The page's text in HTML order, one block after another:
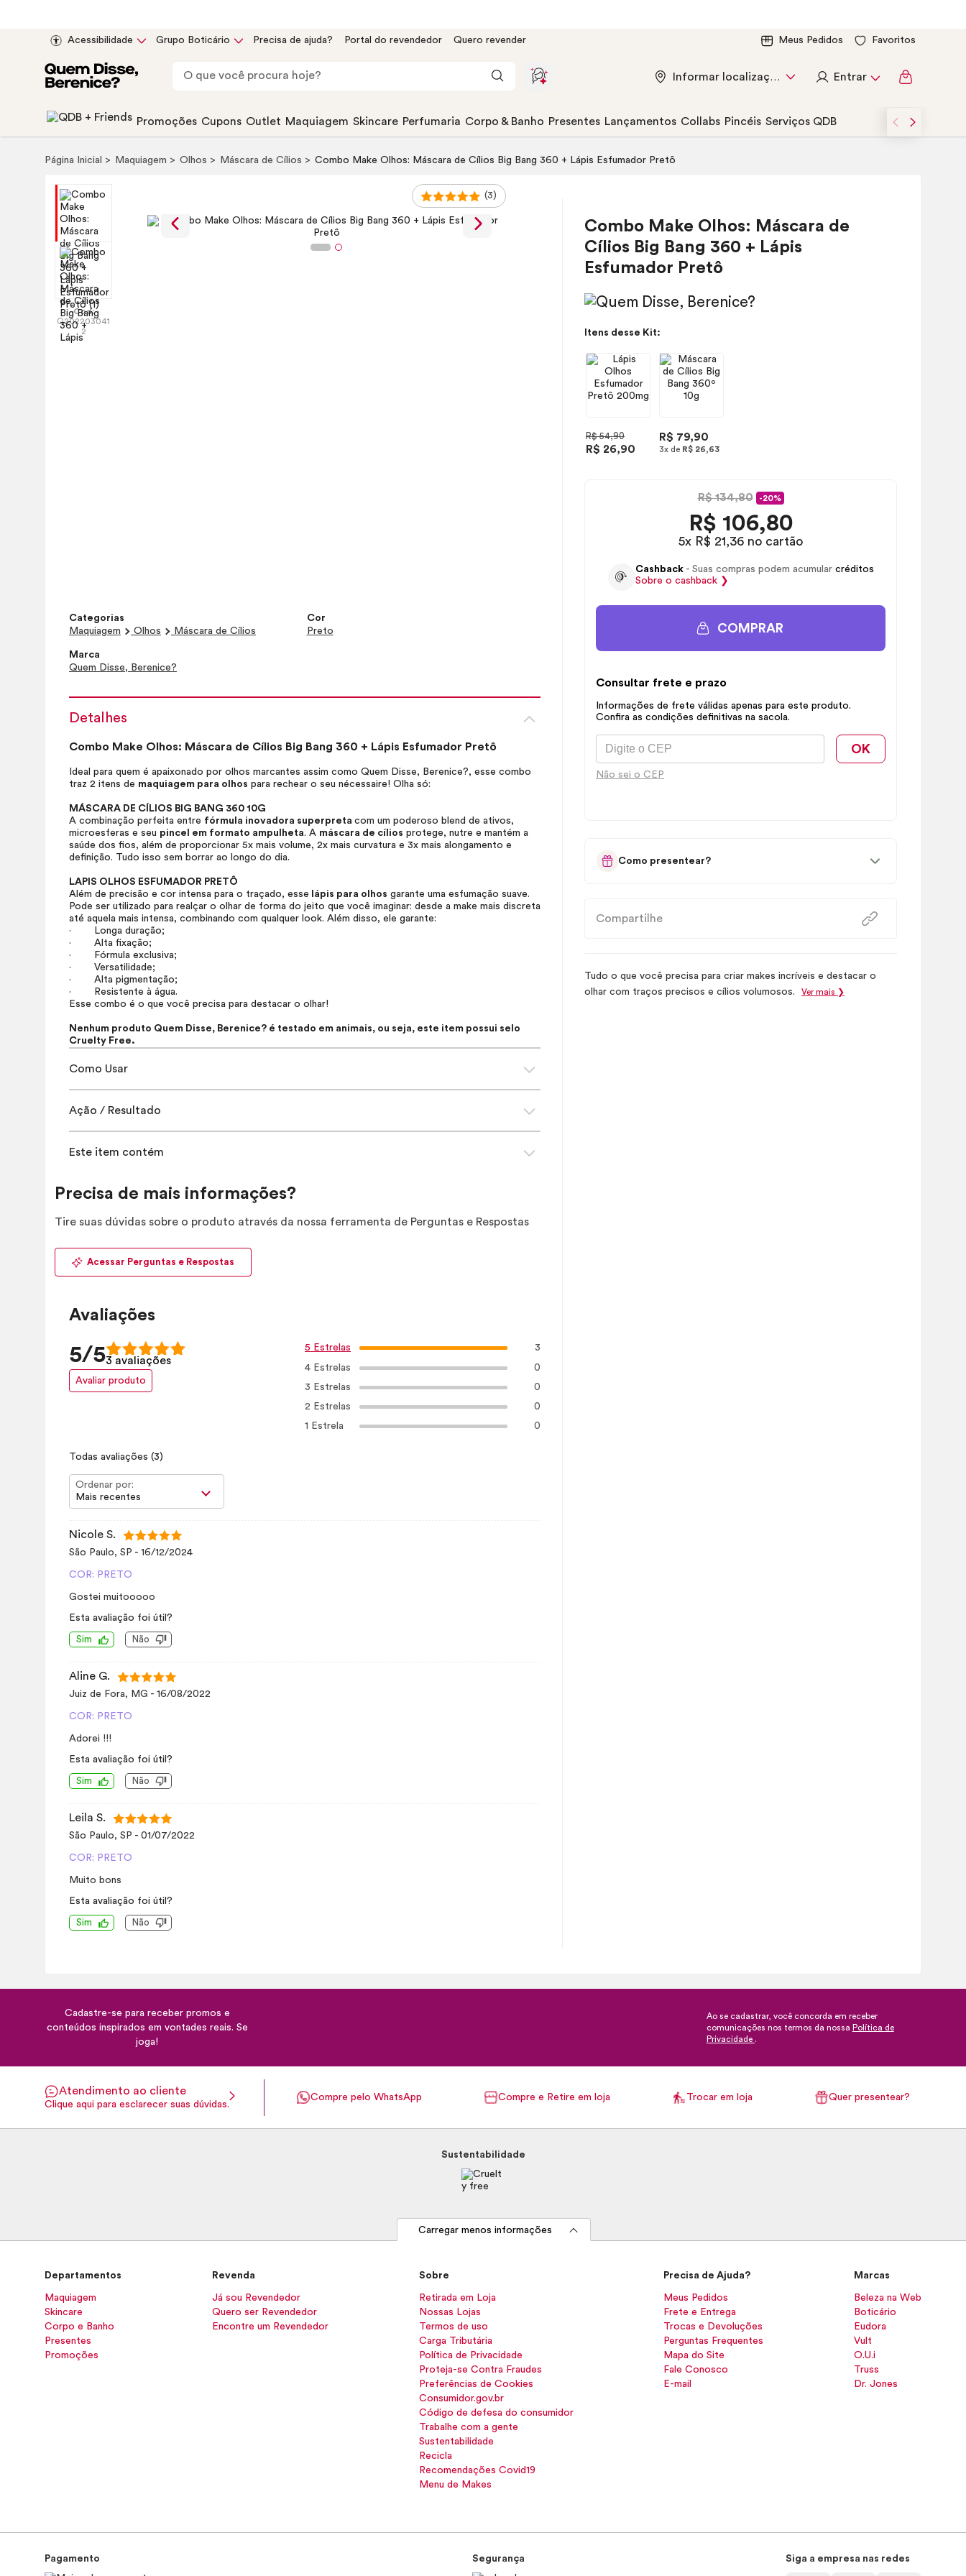
Acessibilidade Grupo Boticário Precisa de ajuda? Portal do revendedor Quero revender Meus Pedidos Favoritos
Informar localização Entrar
Promoções Cupons Outlet Maquiagem Skincare Perfumaria Corpo & Banho Presentes Lançamentos Collabs Pincéis Serviços QDB
Página Inicial Maquiagem Olhos Máscara de Cílios Combo Make Olhos: Máscara de Cílios Big Bang 360 + Lápis Esfumador Pretô
Combo Make Olhos: Máscara de
Cílios Big Bang 360 + Lápis
Esfumador Pretô
Itens desse Kit:
R$ 54,90
R$ 26,90
R$ 79,90
3x de R$ 26,63
R$ 134,80 -20%
R$ 106,80
5x R$ 21,36 no cartão
Cashback- Suas compras podem acumular créditos
Sobre o cashback❯
COMPRAR
Consultar frete e prazo
Informações de frete válidas apenas para este produto.
Confira as condições definitivas na sacola.
OK
Não sei o CEP
Como presentear?
Compartilhe
Tudo o que você precisa para criar makes incríveis e destacar o
olhar com traços precisos e cílios volumosos.
Ver mais ❯
(3)
Cod:
Q202203041
2
Categorias
Maquiagem
Olhos Máscara de Cílios
Cor
Preto
Marca
Quem Disse, Berenice?
Detalhes
Combo Make Olhos: Máscara de Cílios Big Bang 360 + Lápis Esfumador Pretô
Ideal para quem é apaixonado por olhos marcantes assim como Quem Disse, Berenice?, esse combo
traz 2 itens de maquiagem para olhos para rechear o seu nécessaire! Olha só:
MÁSCARA DE CÍLIOS BIG BANG 360 10G
A combinação perfeita entre fórmula inovadora superpreta com um poderoso blend de ativos,
microesferas e seu pincel em formato ampulheta. A máscara de cílios protege, nutre e mantém a
saúde dos fios, além de proporcionar 5x mais volume, 2x mais curvatura e 3x mais alongamento e
definição. Tudo isso sem borrar ao longo do dia.
LAPIS OLHOS ESFUMADOR PRETÔ
Além de precisão e cor intensa para o traçado, esse lápis para olhos garante uma esfumação suave.
Pode ser utilizado para realçar o olhar de forma do jeito que você imaginar: desde a make mais discreta
até aquela mais intensa, combinando com qualquer look. Além disso, ele garante:
· Longa duração;
· Alta fixação;
· Fórmula exclusiva;
· Versatilidade;
· Alta pigmentação;
· Resistente à água.
Esse combo é o que você precisa para destacar o olhar!
Nenhum produto Quem Disse, Berenice? é testado em animais, ou seja, este item possui selo
Cruelty Free.
Como Usar
Ação / Resultado
Este item contém
Precisa de mais informações?
Tire suas dúvidas sobre o produto através da nossa ferramenta de Perguntas e Respostas
Acessar Perguntas e Respostas
Avaliações
5/53 avaliações
Avaliar produto
5 Estrelas 3
4 Estrelas
0
3 Estrelas
0
2 Estrelas
0
1 Estrela
0
Todas avaliações (3)
Ordenar por:
Mais recentes
Nicole S.
São Paulo, SP - 16/12/2024
COR: PRETO
Gostei muitooooo
Esta avaliação foi útil?
Sim Não
Aline G.
Juiz de Fora, MG - 16/08/2022
COR: PRETO
Adorei !!!
Esta avaliação foi útil?
Sim Não
Leila S.
São Paulo, SP - 01/07/2022
COR: PRETO
Muito bons
Esta avaliação foi útil?
Sim Não
Cadastre-se para receber promos e
conteúdos inspirados em vontades reais. Se
joga!
Ao se cadastrar, você concorda em receber
comunicações nos termos da nossa Política de
Privacidade .
Atendimento ao cliente
Clique aqui para esclarecer suas dúvidas.
Compre pelo WhatsApp Compre e Retire em loja Trocar em loja Quer presentear?
Sustentabilidade
Carregar menos informações
Departamentos
Maquiagem
Skincare
Corpo e Banho
Presentes
Promoções
Revenda
Já sou Revendedor
Quero ser Revendedor
Encontre um Revendedor
Sobre
Retirada em Loja
Nossas Lojas
Termos de uso
Carga Tributária
Política de Privacidade
Proteja-se Contra Fraudes
Preferências de Cookies
Consumidor.gov.br
Código de defesa do consumidor
Trabalhe com a gente
Sustentabilidade
Recicla
Recomendações Covid19
Menu de Makes
Precisa de Ajuda?
Meus Pedidos
Frete e Entrega
Trocas e Devoluções
Perguntas Frequentes
Mapa do Site
Fale Conosco
E-mail
Marcas
Beleza na Web
Boticário
Eudora
Vult
O.U.i
Truss
Dr. Jones
Pagamento Segurança Siga a empresa nas redes